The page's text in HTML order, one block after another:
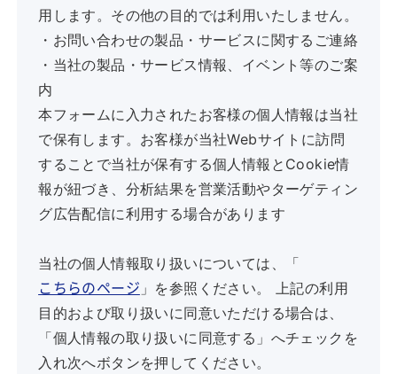
用します。その他の目的では利用いたしません。
・お問い合わせの製品・サービスに関するご連絡
・当社の製品・サービス情報、イベント等のご案
内
本フォームに入力されたお客様の個人情報は当社
で保有します。お客様が当社Webサイトに訪問
することで当社が保有する個人情報とCookie情
報が紐づき、分析結果を営業活動やターゲティン
グ広告配信に利用する場合があります
当社の個人情報取り扱いについては、「
こちらのページ 」を参照ください。 上記の利用
目的および取り扱いに同意いただける場合は、
「個人情報の取り扱いに同意する」へチェックを
入れ次へボタンを押してください。